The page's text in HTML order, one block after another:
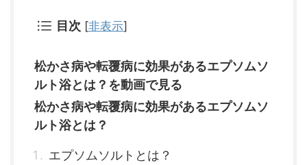
目次 [非表示]
松かさ病や転覆病に効果があるエプソムソ
ルト浴とは？を動画で見る
松かさ病や転覆病に効果があるエプソムソ
ルト浴とは？
エプソムソルトとは？